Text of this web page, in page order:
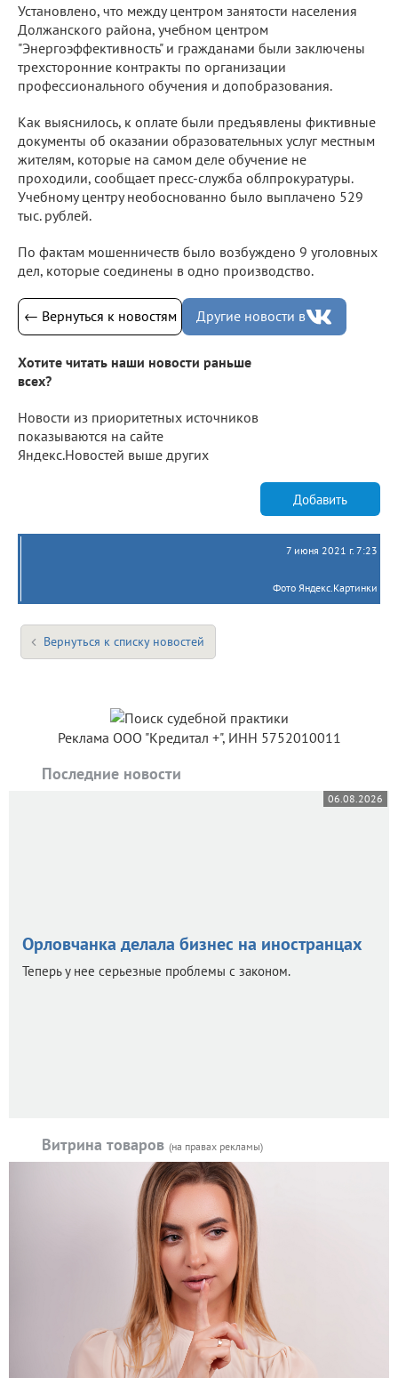
Установлено, что между центром занятости населения
Должанского района, учебном центром
"Энергоэффективность" и гражданами были заключены
трехсторонние контракты по организации
профессионального обучения и допобразования.
Как выяснилось, к оплате были предъявлены фиктивные
документы об оказании образовательных услуг местным
жителям, которые на самом деле обучение не
проходили, сообщает пресс-служба облпрокуратуры.
Учебному центру необоснованно было выплачено 529
тыс. рублей.
По фактам мошенничеств было возбуждено 9 уголовных
дел, которые соединены в одно производство.
← Вернуться к новостям Другие новости в
Хотите читать наши новости раньше
всех?
Новости из приоритетных источников
показываются на сайте
Яндекс.Новостей выше других
Добавить
7 июня 2021 г. 7:23
Фото Яндекс.Картинки
Вернуться к списку новостей
Реклама ООО "Кредитал +", ИНН 5752010011
Последние новости
06.08.2026
Орловчанка делала бизнес на иностранцах
Теперь у нее серьезные проблемы с законом.
Витрина товаров (на правах рекламы)